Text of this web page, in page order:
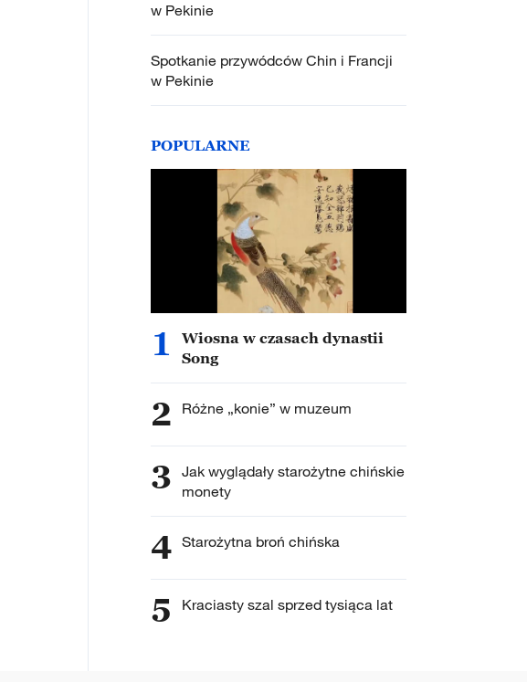
w Pekinie
Spotkanie przywódców Chin i Francji
w Pekinie
POPULARNE
1
Wiosna w czasach dynastii
Song
2 Różne „konie” w muzeum
3 Jak wyglądały starożytne chińskie
monety
4 Starożytna broń chińska
5 Kraciasty szal sprzed tysiąca lat